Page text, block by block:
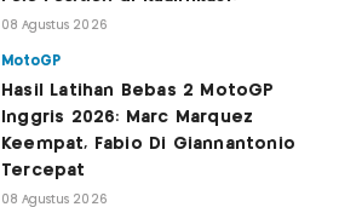
08 Agustus 2026
MotoGP
Hasil Latihan Bebas 2 MotoGP
Inggris 2026: Marc Marquez
Keempat, Fabio Di Giannantonio
Tercepat
08 Agustus 2026